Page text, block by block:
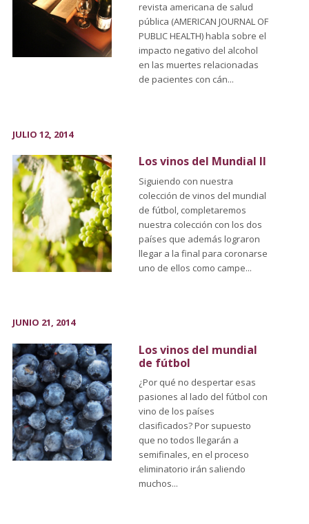
revista americana de salud
pública (AMERICAN JOURNAL OF
PUBLIC HEALTH) habla sobre el
impacto negativo del alcohol
en las muertes relacionadas
de pacientes con cán...
JULIO 12, 2014
Los vinos del Mundial II
Siguiendo con nuestra
colección de vinos del mundial
de fútbol, completaremos
nuestra colección con los dos
países que además lograron
llegar a la final para coronarse
uno de ellos como campe...
JUNIO 21, 2014
Los vinos del mundial
de fútbol
¿Por qué no despertar esas
pasiones al lado del fútbol con
vino de los países
clasificados? Por supuesto
que no todos llegarán a
semifinales, en el proceso
eliminatorio irán saliendo
muchos...